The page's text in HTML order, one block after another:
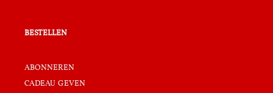
bestellen
abonneren
cadeau geven